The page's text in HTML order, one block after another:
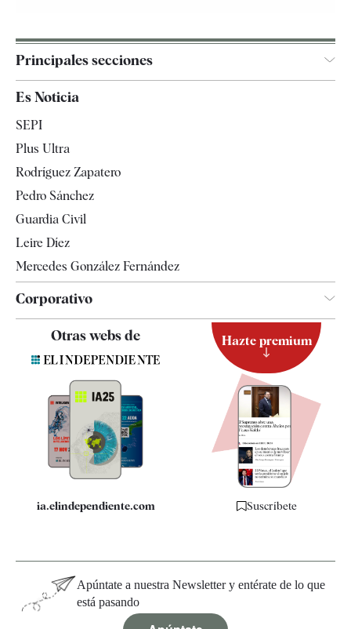
Principales secciones
Televisión
Es Noticia
SEPI
Plus Ultra
Rodríguez Zapatero
Pedro Sánchez
Guardia Civil
Leire Díez
Mercedes González Fernández
Corporativo
Quiénes somos
Especificaciones
Otras webs de
ia.elindependiente.com
Hazte premium
Suscríbete
Apúntate a nuestra Newsletter y entérate de lo que
está pasando